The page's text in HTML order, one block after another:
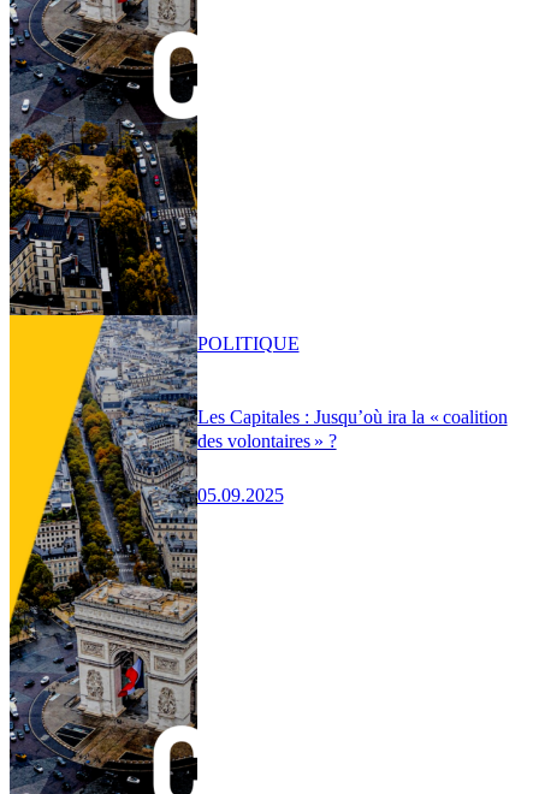
Les Capitales : Jusqu’où ira la « coalition
des volontaires » ?
05.09.2025
POLITIQUE